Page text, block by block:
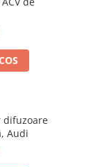
difuzoare
Audi